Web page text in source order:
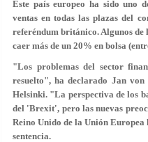
Este país europeo ha sido uno
ventas en todas las plazas del
referéndum británico. Algunos de
caer más de un 20% en bolsa
"Los problemas del sector
resuelto", ha declarado Jan von
Helsinki. "La perspectiva de los
del 'Brexit', pero las nuevas
Reino Unido de la Unión
sentencia.